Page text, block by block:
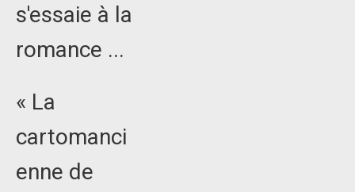
s'essaie à la
romance ...
« La
cartomanci
enne de